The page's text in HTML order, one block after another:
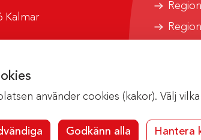
använder cookies (kakor). Välj
Godkänn alla Hantera
Kalmar